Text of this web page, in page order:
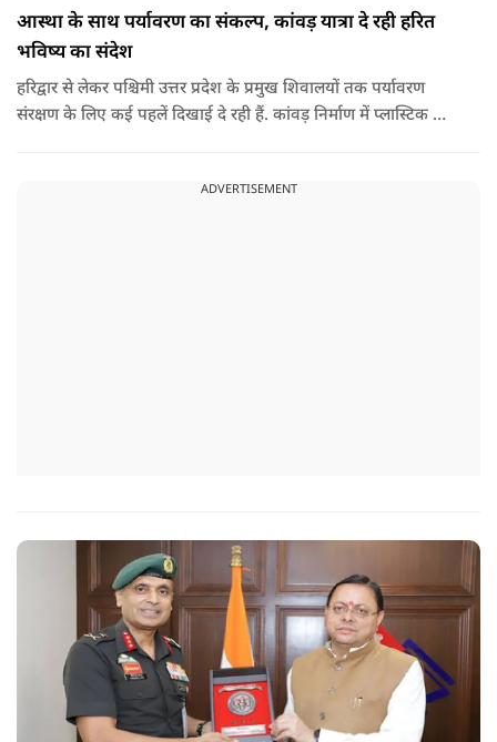
आस्था के साथ पर्यावरण का संकल्प, कांवड़ यात्रा दे रही हरित
भविष्य का संदेश
हरिद्वार से लेकर पश्चिमी उत्तर प्रदेश के प्रमुख शिवालयों तक पर्यावरण
संरक्षण के लिए कई पहलें दिखाई दे रही हैं. कांवड़ निर्माण में प्लास्टिक के
पत्तियों का पृथक संग्रह किया जाएगा.ADVERTISEMENT